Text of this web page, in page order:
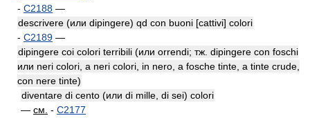
- C2188 —
descrivere (или dipingere) qd con buoni [cattivi] colori
- C2189 —
dipingere coi colori terribili (или orrendi; тж. dipingere con foschi
или neri colori, a neri colori, in nero, a fosche tinte, a tinte crude,
con nere tinte)
diventare di cento (или di mille, di sei) colori
— см. - C2177